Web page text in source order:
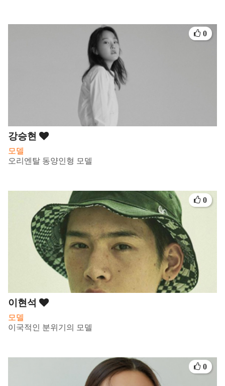
강승현
모델
오리엔탈 동양인형 모델
0
이현석
모델
이국적인 분위기의 모델
0
0